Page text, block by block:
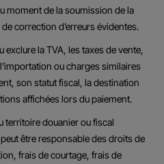
moment de la soumission de la
correction d’erreurs évidentes.
exclure la TVA, les taxes de vente,
ou charges similaires
son statut fiscal, la destination
affichées lors du paiement.
territoire douanier ou fiscal
être responsable des droits de
frais de courtage, frais de